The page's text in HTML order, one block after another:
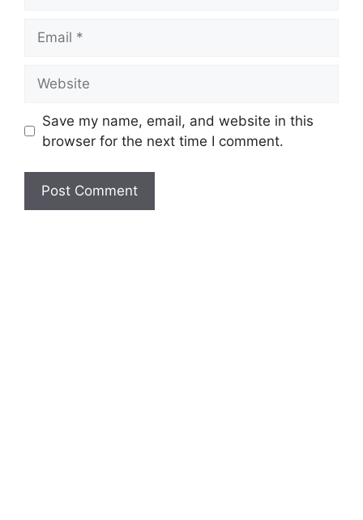
Save my name, email, and website in this
browser for the next time I comment.